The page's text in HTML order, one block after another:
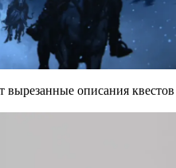
вырезанные описания квестов